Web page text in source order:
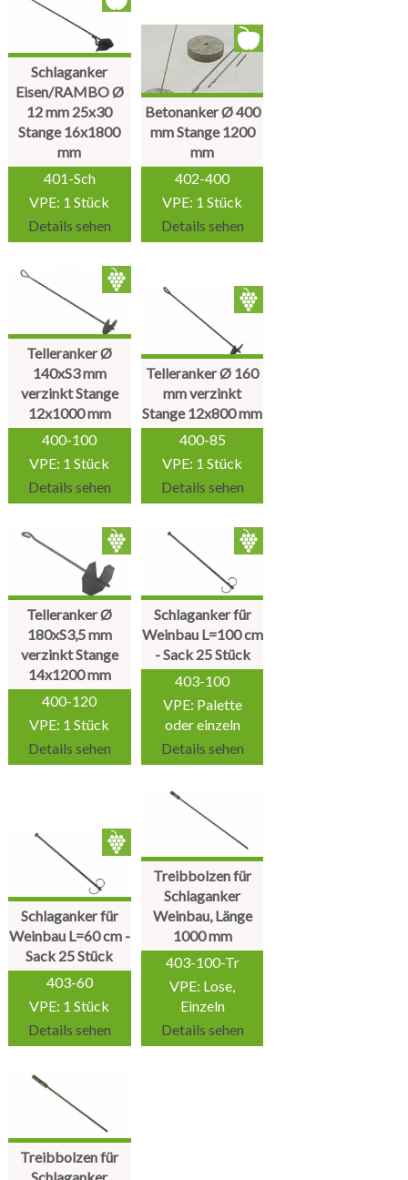
Schlaganker
Eisen/RAMBO Ø
12 mm 25x30
Stange 16x1800
mm
401-Sch
VPE: 1 Stück
Details sehen
Betonanker Ø 400
mm Stange 1200
mm
402-400
VPE: 1 Stück
Details sehen
Telleranker Ø
140xS3 mm
verzinkt Stange
12x1000 mm
400-100
VPE: 1 Stück
Details sehen
Telleranker Ø 160
mm verzinkt
Stange 12x800 mm
400-85
VPE: 1 Stück
Details sehen
Telleranker Ø
180xS3,5 mm
verzinkt Stange
14x1200 mm
400-120
VPE: 1 Stück
Details sehen
Schlaganker für
Weinbau L=100 cm
- Sack 25 Stück
403-100
VPE: Palette
oder einzeln
Details sehen
Schlaganker für
Weinbau L=60 cm -
Sack 25 Stück
403-60
VPE: 1 Stück
Details sehen
Treibbolzen für
Schlaganker
Weinbau, Länge
1000 mm
403-100-Tr
VPE: Lose,
Einzeln
Details sehen
Treibbolzen für